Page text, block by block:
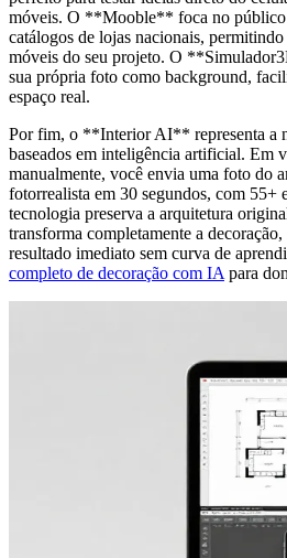
móveis. O **Mooble** foca no público
catálogos de lojas nacionais,
móveis do seu projeto. O
sua própria foto como background,
espaço real.
Por fim, o **Interior AI** representa a
baseados em inteligência artificial. Em
manualmente, você envia uma foto do
fotorrealista em 30 segundos, com 55+
tecnologia preserva a arquitetura
transforma completamente a
resultado imediato sem curva de
completo de decoração com IApara